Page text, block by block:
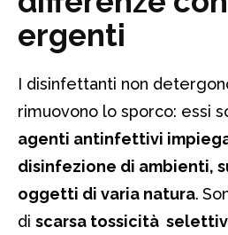
ergenti
I disinfettanti non
rimuovono lo sporco: essi
agenti antinfettivi
disinfezione di ambienti,
oggetti di varia natura.
di scarsa tossicità